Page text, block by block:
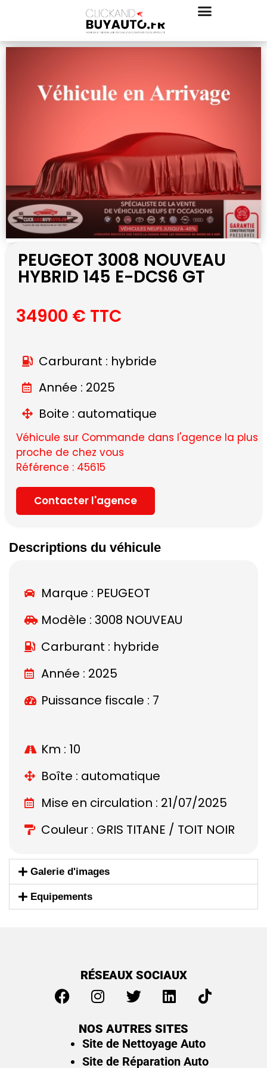
PEUGEOT 3008 NOUVEAU
HYBRID 145 E-DCS6 GT
34900 € TTC
Carburant : hybride
Année : 2025
Boite : automatique
Véhicule sur Commande dans l'agence la plus
proche de chez vous
Référence : 45615
Contacter l'agence
Descriptions du véhicule
Marque : PEUGEOT
Modèle : 3008 NOUVEAU
Carburant : hybride
Année : 2025
Puissance fiscale : 7
Km : 10
Boîte : automatique
Mise en circulation : 21/07/2025
Couleur : GRIS TITANE / TOIT NOIR
Galerie d'images
Equipements
RÉSEAUX SOCIAUX
NOS AUTRES SITES
Site de Nettoyage Auto
Site de Réparation Auto